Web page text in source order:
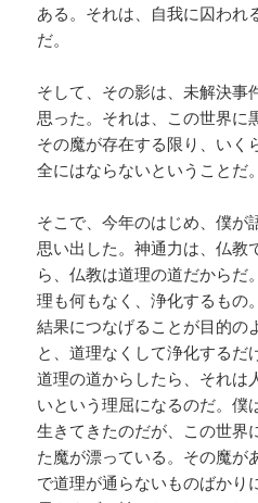
ある。それは、自我に囚われ
だ。
そして、その影は、未解決事
思った。それは、この世界に
その魔が存在する限り、いく
全にはならないということだ。
そこで、今年のはじめ、僕が
思い出した。神通力は、仏教
ら、仏教は道理の道だからだ
理も何もなく、浄化するもの
結果につなげることが目的の
と、道理なくして浄化するだ
道理の道からしたら、それは
いという理屈になるのだ。僕
生きてきたのだが、この世界
た魔が漂っている。その魔が
で道理が通らないものばかり